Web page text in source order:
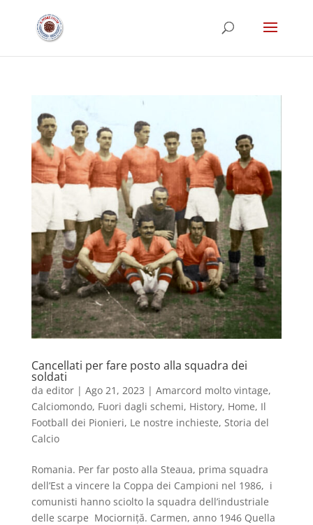
Cancellati per fare posto alla squadra dei
soldati
da editor| Ago 21, 2023 | Amarcord molto vintage,
Calciomondo, Fuori dagli schemi, History, Home, Il
Football dei Pionieri, Le nostre inchieste, Storia del
Calcio
Romania. Per far posto alla Steaua, prima squadra
dell’Est a vincere la Coppa dei Campioni nel 1986, i
comunisti hanno sciolto la squadra dell’industriale
delle scarpe Mociorniță. Carmen, anno 1946 Quella